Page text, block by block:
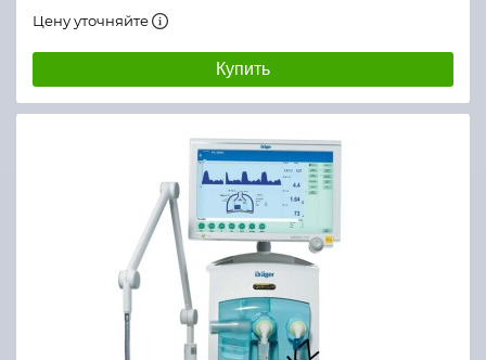
Цену уточняйте
Купить